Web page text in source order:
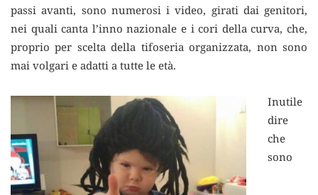
passi avanti, sono numerosi i video, girati dai genitori,
nei quali canta l’inno nazionale e i cori della curva, che,
proprio per scelta della tifoseria organizzata, non sono
mai volgari e adatti a tutte le età.
Inutile
dire
che
sono